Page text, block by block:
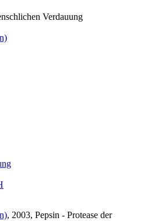
Verdauung
, 2003, Pepsin - Protease der